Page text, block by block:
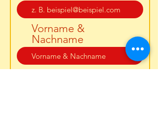
Vorname &
Nachname